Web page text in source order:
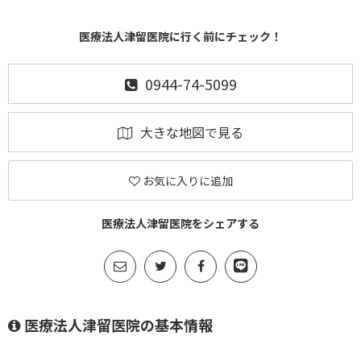
医療法人津留医院に行く前にチェック！
0944-74-5099
大きな地図で見る
お気に入りに追加
医療法人津留医院をシェアする
医療法人津留医院の基本情報